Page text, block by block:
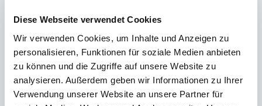
Diese Webseite verwendet Cookies
Wir verwenden Cookies, um Inhalte und Anzeigen zu
personalisieren, Funktionen für soziale Medien anbieten
zu können und die Zugriffe auf unsere Website zu
analysieren. Außerdem geben wir Informationen zu Ihrer
Verwendung unserer Website an unsere Partner für
über unsere Produkte erfahren? Unser
Kundenservice
Details, Ersatzteile oder Tipps zur Nutzung: Wir sind für dich da.
Support rund um die Uhr